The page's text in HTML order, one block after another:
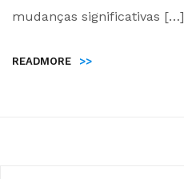
mudanças significativas […]
READMORE >>